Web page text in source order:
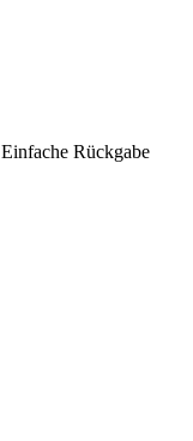
Einfache Rückgabe